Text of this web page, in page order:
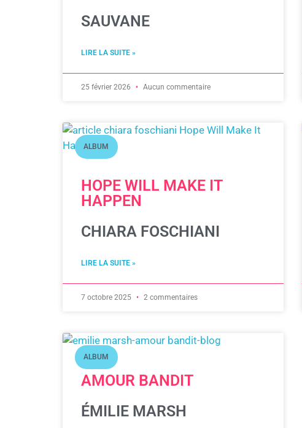
SAUVANE
LIRE LA SUITE »
25 février 2026 Aucun commentaire
ALBUM
HOPE WILL MAKE IT
HAPPEN
CHIARA FOSCHIANI
LIRE LA SUITE »
7 octobre 2025 2 commentaires
ALBUM
AMOUR BANDIT
ÉMILIE MARSH